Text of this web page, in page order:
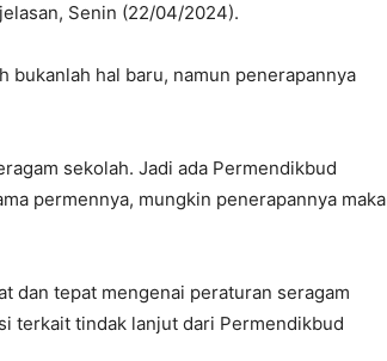
Senin (22/04/2024).
bukanlah hal baru, namun penerapannya
sekolah. Jadi ada Permendikbud
permennya, mungkin penerapannya maka
dan tepat mengenai peraturan seragam
terkait tindak lanjut dari Permendikbud